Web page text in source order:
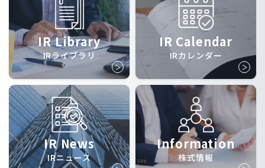
IR Library
IRライブラリ
IR Calendar
IRカレンダー
IR News
IRニュース
Information
株式情報